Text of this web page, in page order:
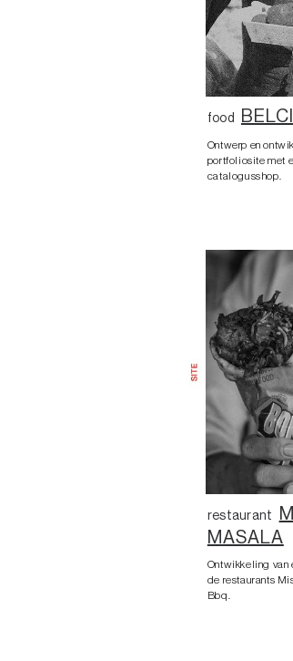
food
Ontwerp en
portfoliosite met
catalogusshop.
restaurant
MASALA
Ontwikkeling van
de restaurants
Bbq.